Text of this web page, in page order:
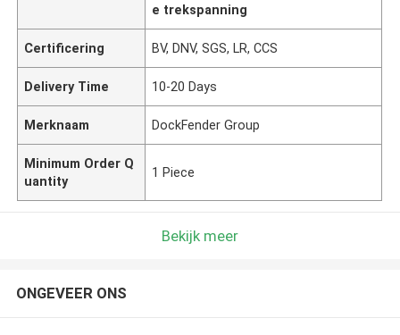
e trekspanning
Certificering BV, DNV, SGS, LR, CCS
Delivery Time 10-20 Days
Merknaam DockFender Group
Minimum Order Q
uantity
1 Piece
Bekijk meer
ONGEVEER ONS